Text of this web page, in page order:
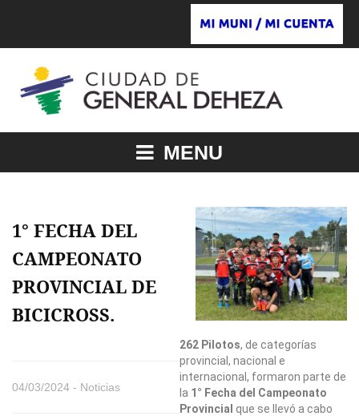
MENU
1° FECHA DEL
CAMPEONATO
PROVINCIAL DE
BICICROSS.
04/03/2024 - Noticias
262 Pilotos, de categorías
provincial, nacional e
internacional, formaron parte de
la 1° Fecha del Campeonato
Provincial que se llevó a cabo